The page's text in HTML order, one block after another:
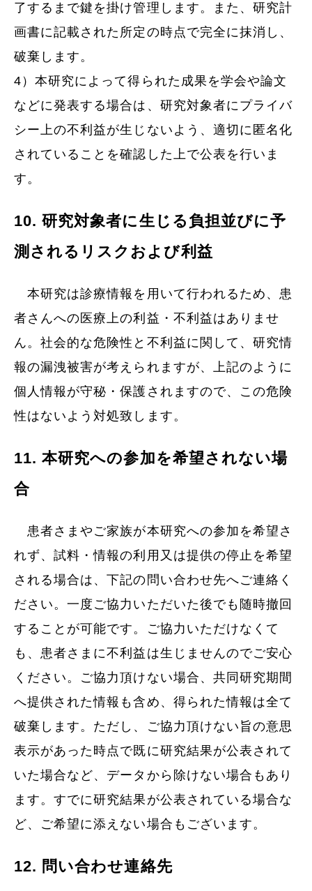
了するまで鍵を掛け管理します。また、研究計
画書に記載された所定の時点で完全に抹消し、
破棄します。
4）本研究によって得られた成果を学会や論文
などに発表する場合は、研究対象者にプライバ
シー上の不利益が生じないよう、適切に匿名化
されていることを確認した上で公表を行いま
す。
10. 研究対象者に生じる負担並びに予
測されるリスクおよび利益
本研究は診療情報を用いて行われるため、患
者さんへの医療上の利益・不利益はありませ
ん。社会的な危険性と不利益に関して、研究情
報の漏洩被害が考えられますが、上記のように
個人情報が守秘・保護されますので、この危険
性はないよう対処致します。
11. 本研究への参加を希望されない場
合
患者さまやご家族が本研究への参加を希望さ
れず、試料・情報の利用又は提供の停止を希望
される場合は、下記の問い合わせ先へご連絡く
ださい。一度ご協力いただいた後でも随時撤回
することが可能です。ご協力いただけなくて
も、患者さまに不利益は生じませんのでご安心
ください。ご協力頂けない場合、共同研究期間
へ提供された情報も含め、得られた情報は全て
破棄します。ただし、ご協力頂けない旨の意思
表示があった時点で既に研究結果が公表されて
いた場合など、データから除けない場合もあり
ます。すでに研究結果が公表されている場合な
ど、ご希望に添えない場合もございます。
12. 問い合わせ連絡先